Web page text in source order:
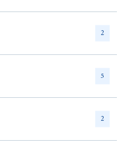
2
5
2